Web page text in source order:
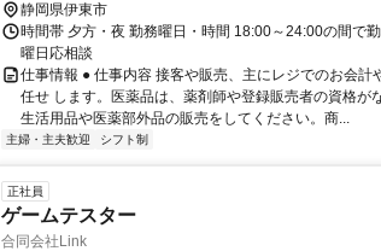
静岡県伊東市
時間帯 夕方・夜 勤務曜日・時間 18:00～24:00の間で
曜日応相談
仕事情報 ● 仕事内容 接客や販売、主にレジでのお会計
任せ します。医薬品は、薬剤師や登録販売者の資格が
生活用品や医薬部外品の販売をしてください。商...
主婦・主夫歓迎 シフト制
正社員
ゲームテスター
合同会社Link